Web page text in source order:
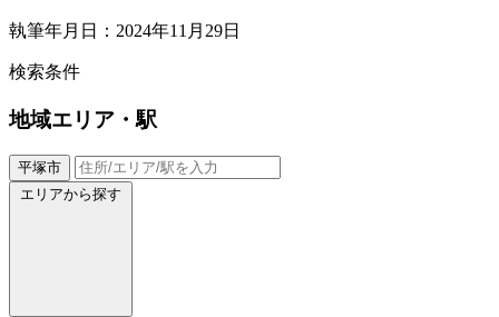
執筆年月日：2024年11月29日
検索条件
地域エリア・駅
平塚市
エリアから探す